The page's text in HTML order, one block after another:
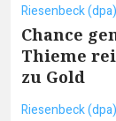
Riesenbeck (dpa)
Chance
Thieme
zu Gold
Riesenbeck (dpa)